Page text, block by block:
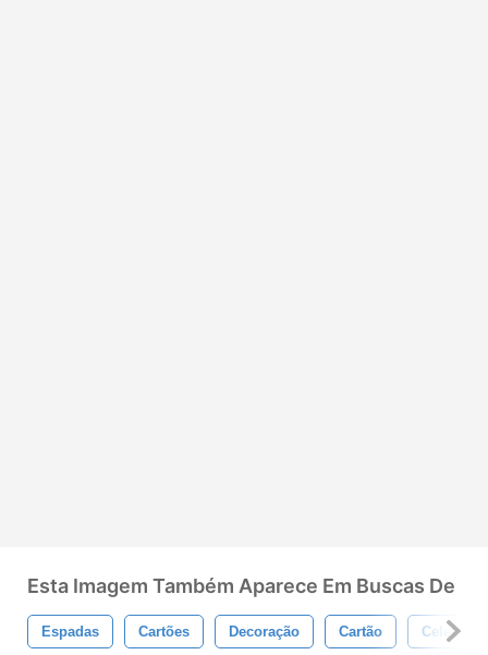
Esta Imagem Também Aparece Em Buscas De
Espadas Cartões Decoração Cartão